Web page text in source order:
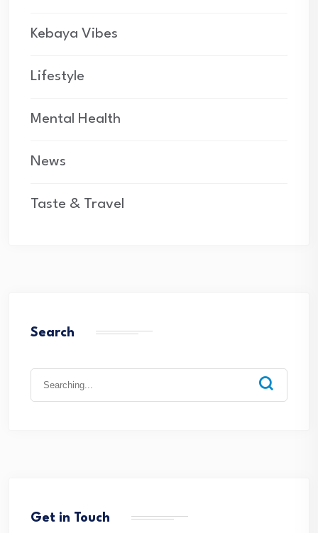
Kebaya Vibes
Lifestyle
Mental Health
News
Taste & Travel
Search
Search
for:
Get in Touch